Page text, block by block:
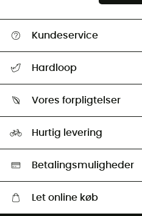
Kundeservice
Returnering & Tilbagebetaling
Hardloop
Our ambassadors
Vores forpligtelser
Second hand
HardGreen Udvalg
Hurtig levering
Betalingsmuligheder
Let online køb